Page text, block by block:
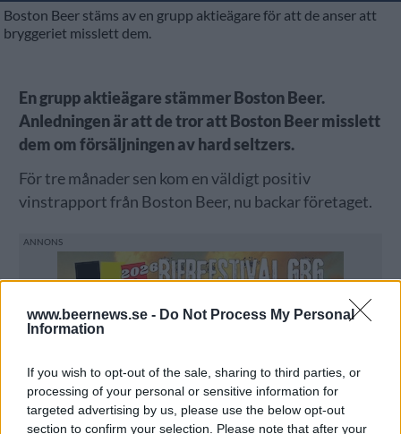
www.beernews.se - Do Not Process My Personal
Information
If you wish to opt-out of the sale, sharing to third parties, or
processing of your personal or sensitive information for
targeted advertising by us, please use the below opt-out
section to confirm your selection. Please note that after your
Boston Beer stäms av en grupp aktieägare för att de anser att
bryggeriet misslett dem.
En grupp aktieägare stämmer Boston Beer.
Anledningen är att de tror att Boston Beer misslett
dem om försäljningen av hard seltzers.
För tre månader sen kom en väldigt positiv
vinstrapport från Boston Beer, nu backar företaget.